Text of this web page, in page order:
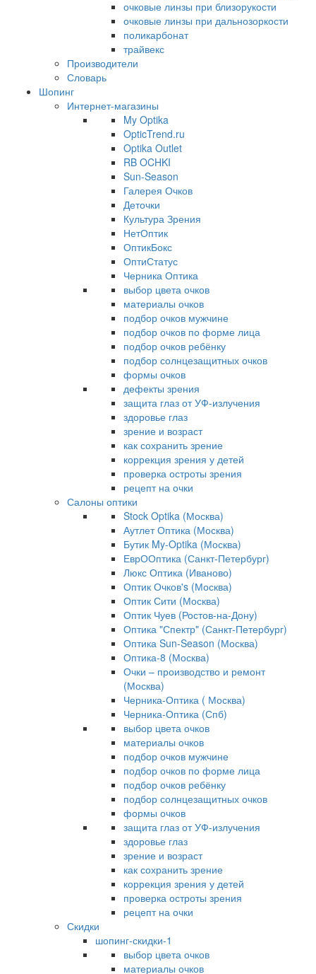
очковые линзы при близорукости
очковые линзы при дальнозоркости
поликарбонат
трайвекс
Производители
Словарь
Шопинг
Интернет-магазины
My Optika
OpticTrend.ru
Optika Outlet
RB OCHKI
Sun-Season
Галерея Очков
Деточки
Культура Зрения
НетОптик
ОптикБокс
ОптиСтатус
Черника Оптика
выбор цвета очков
материалы очков
подбор очков мужчине
подбор очков по форме лица
подбор очков ребёнку
подбор солнцезащитных очков
формы очков
дефекты зрения
защита глаз от УФ-излучения
здоровье глаз
зрение и возраст
как сохранить зрение
коррекция зрения у детей
проверка остроты зрения
рецепт на очки
Салоны оптики
Stock Optika (Москва)
Аутлет Оптика (Москва)
Бутик My-Optika (Москва)
ЕврООптика (Санкт-Петербург)
Люкс Оптика (Иваново)
Оптик Очков's (Москва)
Оптик Сити (Москва)
Оптик Чуев (Ростов-на-Дону)
Оптика "Спектр" (Санкт-Петербург)
Оптика Sun-Season (Москва)
Оптика-8 (Москва)
Очки – производство и ремонт
(Москва)
Черника-Оптика ( Москва)
Черника-Оптика (Спб)
выбор цвета очков
материалы очков
подбор очков мужчине
подбор очков по форме лица
подбор очков ребёнку
подбор солнцезащитных очков
формы очков
защита глаз от УФ-излучения
здоровье глаз
зрение и возраст
как сохранить зрение
коррекция зрения у детей
проверка остроты зрения
рецепт на очки
Скидки
шопинг-скидки-1
выбор цвета очков
материалы очков